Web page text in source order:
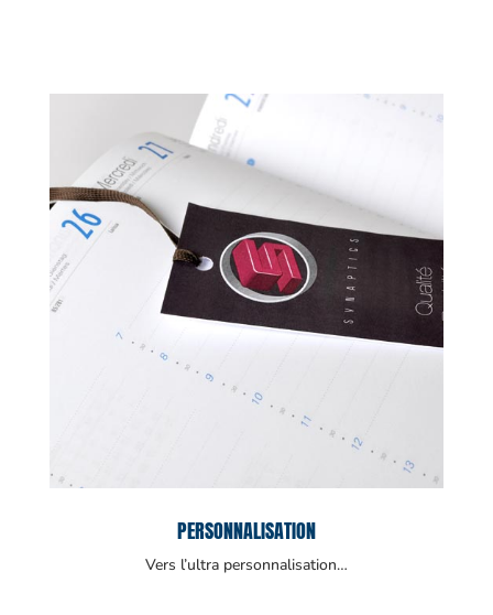
PERSONNALISATION
Vers l’ultra personnalisation…